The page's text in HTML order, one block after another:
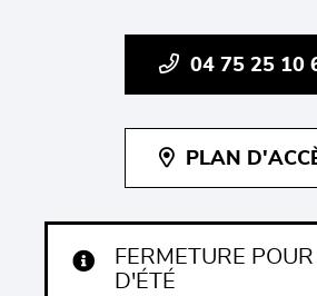
04 75 25 10
PLAN
FERMETURE
D'ÉTÉ